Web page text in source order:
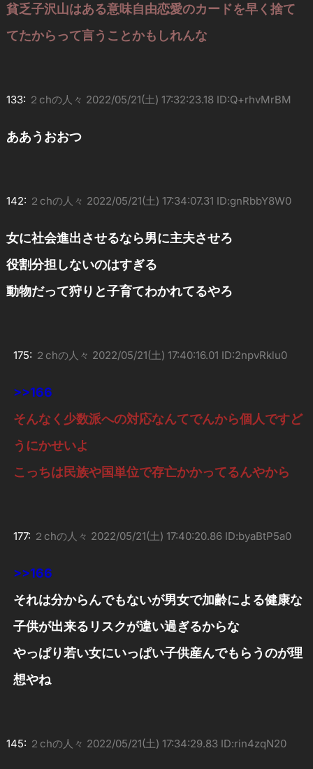
貧乏子沢山はある意味自由恋愛のカードを早く捨て
てたからって言うことかもしれんな
133: ２chの人々 2022/05/21(土) 17:32:23.18 ID:Q+rhvMrBM
ああうおおつ
142: ２chの人々 2022/05/21(土) 17:34:07.31 ID:gnRbbY8W0
女に社会進出させるなら男に主夫させろ
役割分担しないのはすぎる
動物だって狩りと子育てわかれてるやろ
175: ２chの人々 2022/05/21(土) 17:40:16.01 ID:2npvRklu0
>>166
そんなく少数派への対応なんてでんから個人ですど
うにかせいよ
こっちは民族や国単位で存亡かかってるんやから
177: ２chの人々 2022/05/21(土) 17:40:20.86 ID:byaBtP5a0
>>166
それは分からんでもないが男女で加齢による健康な
子供が出来るリスクが違い過ぎるからな
やっぱり若い女にいっぱい子供産んでもらうのが理
想やね
145: ２chの人々 2022/05/21(土) 17:34:29.83 ID:rin4zqN20